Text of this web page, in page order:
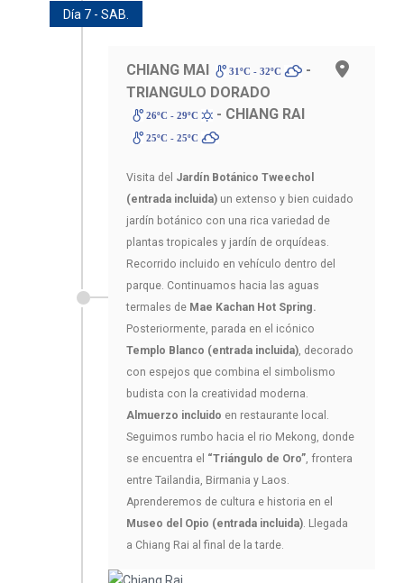
Día 7 - SAB.
CHIANG MAI 31ºC - 32ºC
-
TRIANGULO DORADO
26ºC - 29ºC - CHIANG RAI
25ºC - 25ºC
Visita del Jardín Botánico Tweechol
(entrada incluida) un extenso y bien cuidado
jardín botánico con una rica variedad de
plantas tropicales y jardín de orquídeas.
Recorrido incluido en vehículo dentro del
parque. Continuamos hacia las aguas
termales de Mae Kachan Hot Spring.
Posteriormente, parada en el icónico
Templo Blanco (entrada incluida) , decorado
con espejos que combina el simbolismo
budista con la creatividad moderna.
Almuerzo incluido en restaurante local.
Seguimos rumbo hacia el rio Mekong, donde
se encuentra el “Triángulo de Oro” , frontera
entre Tailandia, Birmania y Laos.
Aprenderemos de cultura e historia en el
Museo del Opio (entrada incluida) . Llegada
a Chiang Rai al final de la tarde.